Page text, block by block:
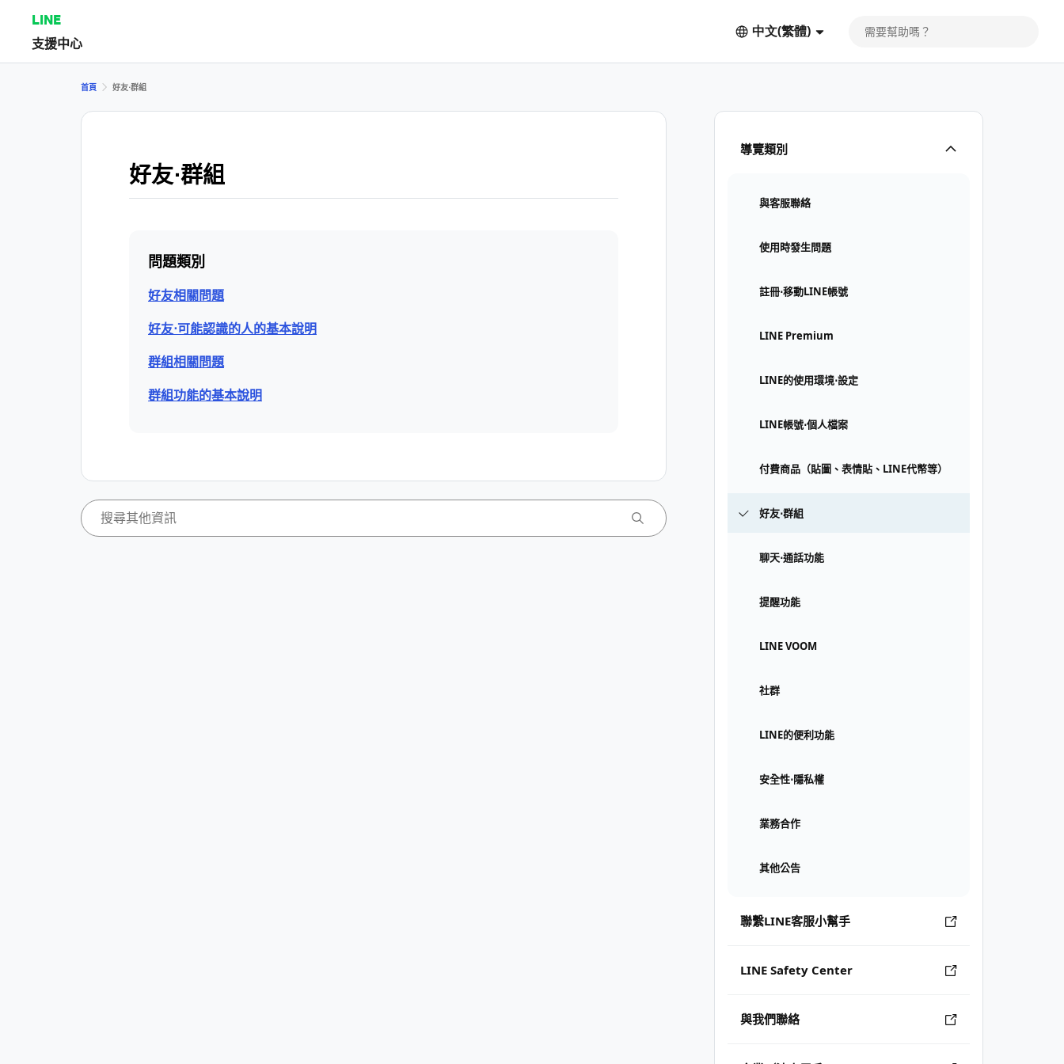
LINE
支援中心
中文(繁體)
導覽類別
與客服聯絡
使用時發生問題
註冊⋅移動LINE帳號
LINE Premium
LINE的使用環境⋅設定
LINE帳號⋅個人檔案
付費商品（貼圖、表情貼、LINE代幣等）
好友⋅群組
聊天⋅通話功能
提醒功能
LINE VOOM
社群
LINE的便利功能
安全性⋅隱私權
業務合作
其他公告
聯繫LINE客服小幫手
LINE Safety Center
與我們聯絡
首頁 好友⋅群組
好友⋅群組
問題類別
好友相關問題
好友⋅可能認識的人的基本說明
群組相關問題
群組功能的基本說明